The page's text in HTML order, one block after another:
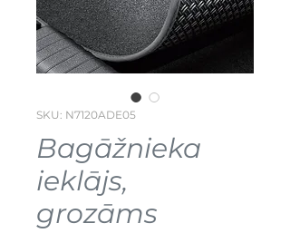
SKU: N7120ADE05
Bagāžnieka
ieklājs,
grozāms